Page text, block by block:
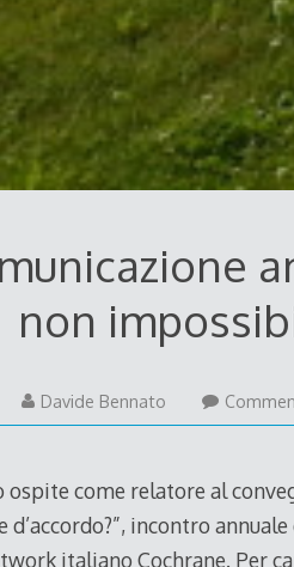
non
Davide Bennato
ospite come relatore al
incontro
italiano Cochrane. Per